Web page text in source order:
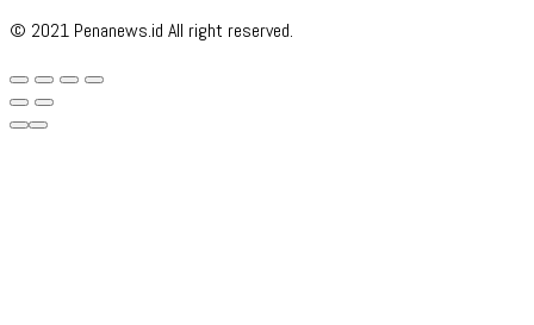
© 2021 Penanews.id All right reserved.